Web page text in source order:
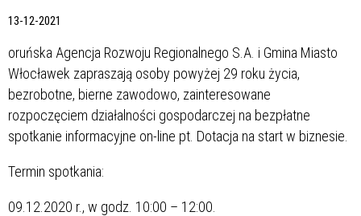
13-12-2021
oruńska Agencja Rozwoju Regionalnego S.A. i Gmina Miasto
Włocławek zapraszają osoby powyżej 29 roku życia,
bezrobotne, bierne zawodowo, zainteresowane
rozpoczęciem działalności gospodarczej na bezpłatne
spotkanie informacyjne on-line pt. Dotacja na start w biznesie.
Termin spotkania:
09.12.2020 r., w godz. 10:00 – 12:00.